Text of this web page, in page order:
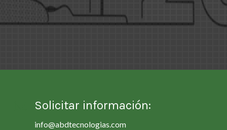
Solicitar información:
info@abdtecnologias.com